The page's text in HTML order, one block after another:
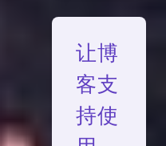
让博
客支
持使